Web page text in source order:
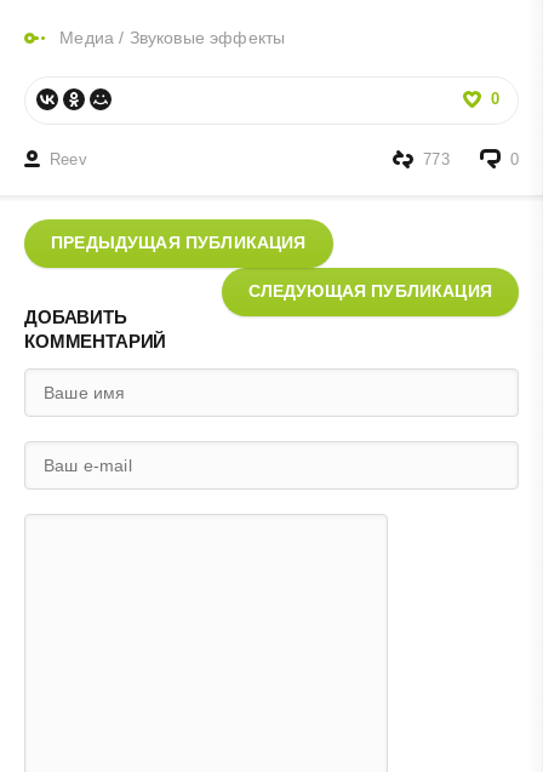
Медиа / Звуковые эффекты
0
Reev 0
773
ПРЕДЫДУЩАЯ ПУБЛИКАЦИЯ
СЛЕДУЮЩАЯ ПУБЛИКАЦИЯ
ДОБАВИТЬ
КОММЕНТАРИЙ